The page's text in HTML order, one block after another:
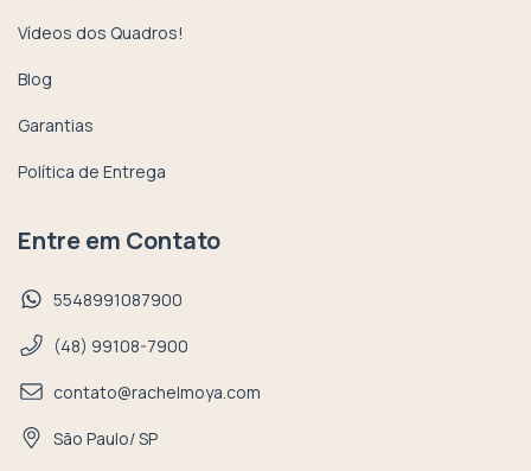
Vídeos dos Quadros!
Blog
Garantias
Política de Entrega
Entre em Contato
5548991087900
(48) 99108-7900
contato@rachelmoya.com
São Paulo/ SP